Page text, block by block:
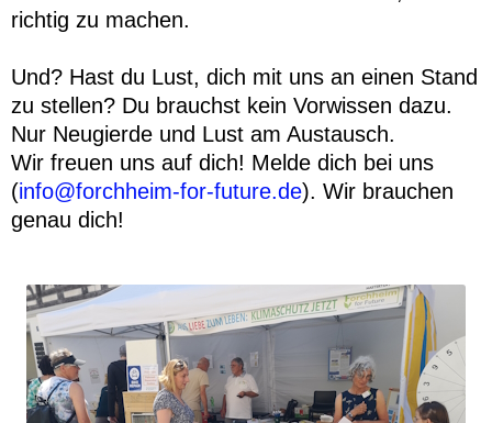
richtig zu machen.
Und? Hast du Lust, dich mit uns an einen Stand
zu stellen? Du brauchst kein Vorwissen dazu.
Nur Neugierde und Lust am Austausch.
Wir freuen uns auf dich! Melde dich bei uns
(info@forchheim-for-future.de). Wir brauchen
genau dich!